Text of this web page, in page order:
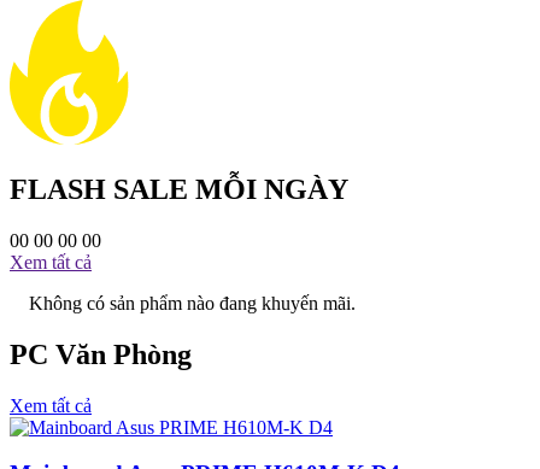
FLASH SALE MỖI NGÀY
00 00 00 00
Xem tất cả
Không có sản phẩm nào đang khuyến mãi.
PC Văn Phòng
Xem tất cả